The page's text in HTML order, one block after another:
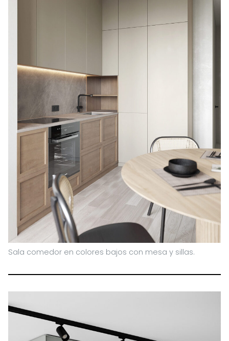
Sala comedor en colores bajos con mesa y sillas.